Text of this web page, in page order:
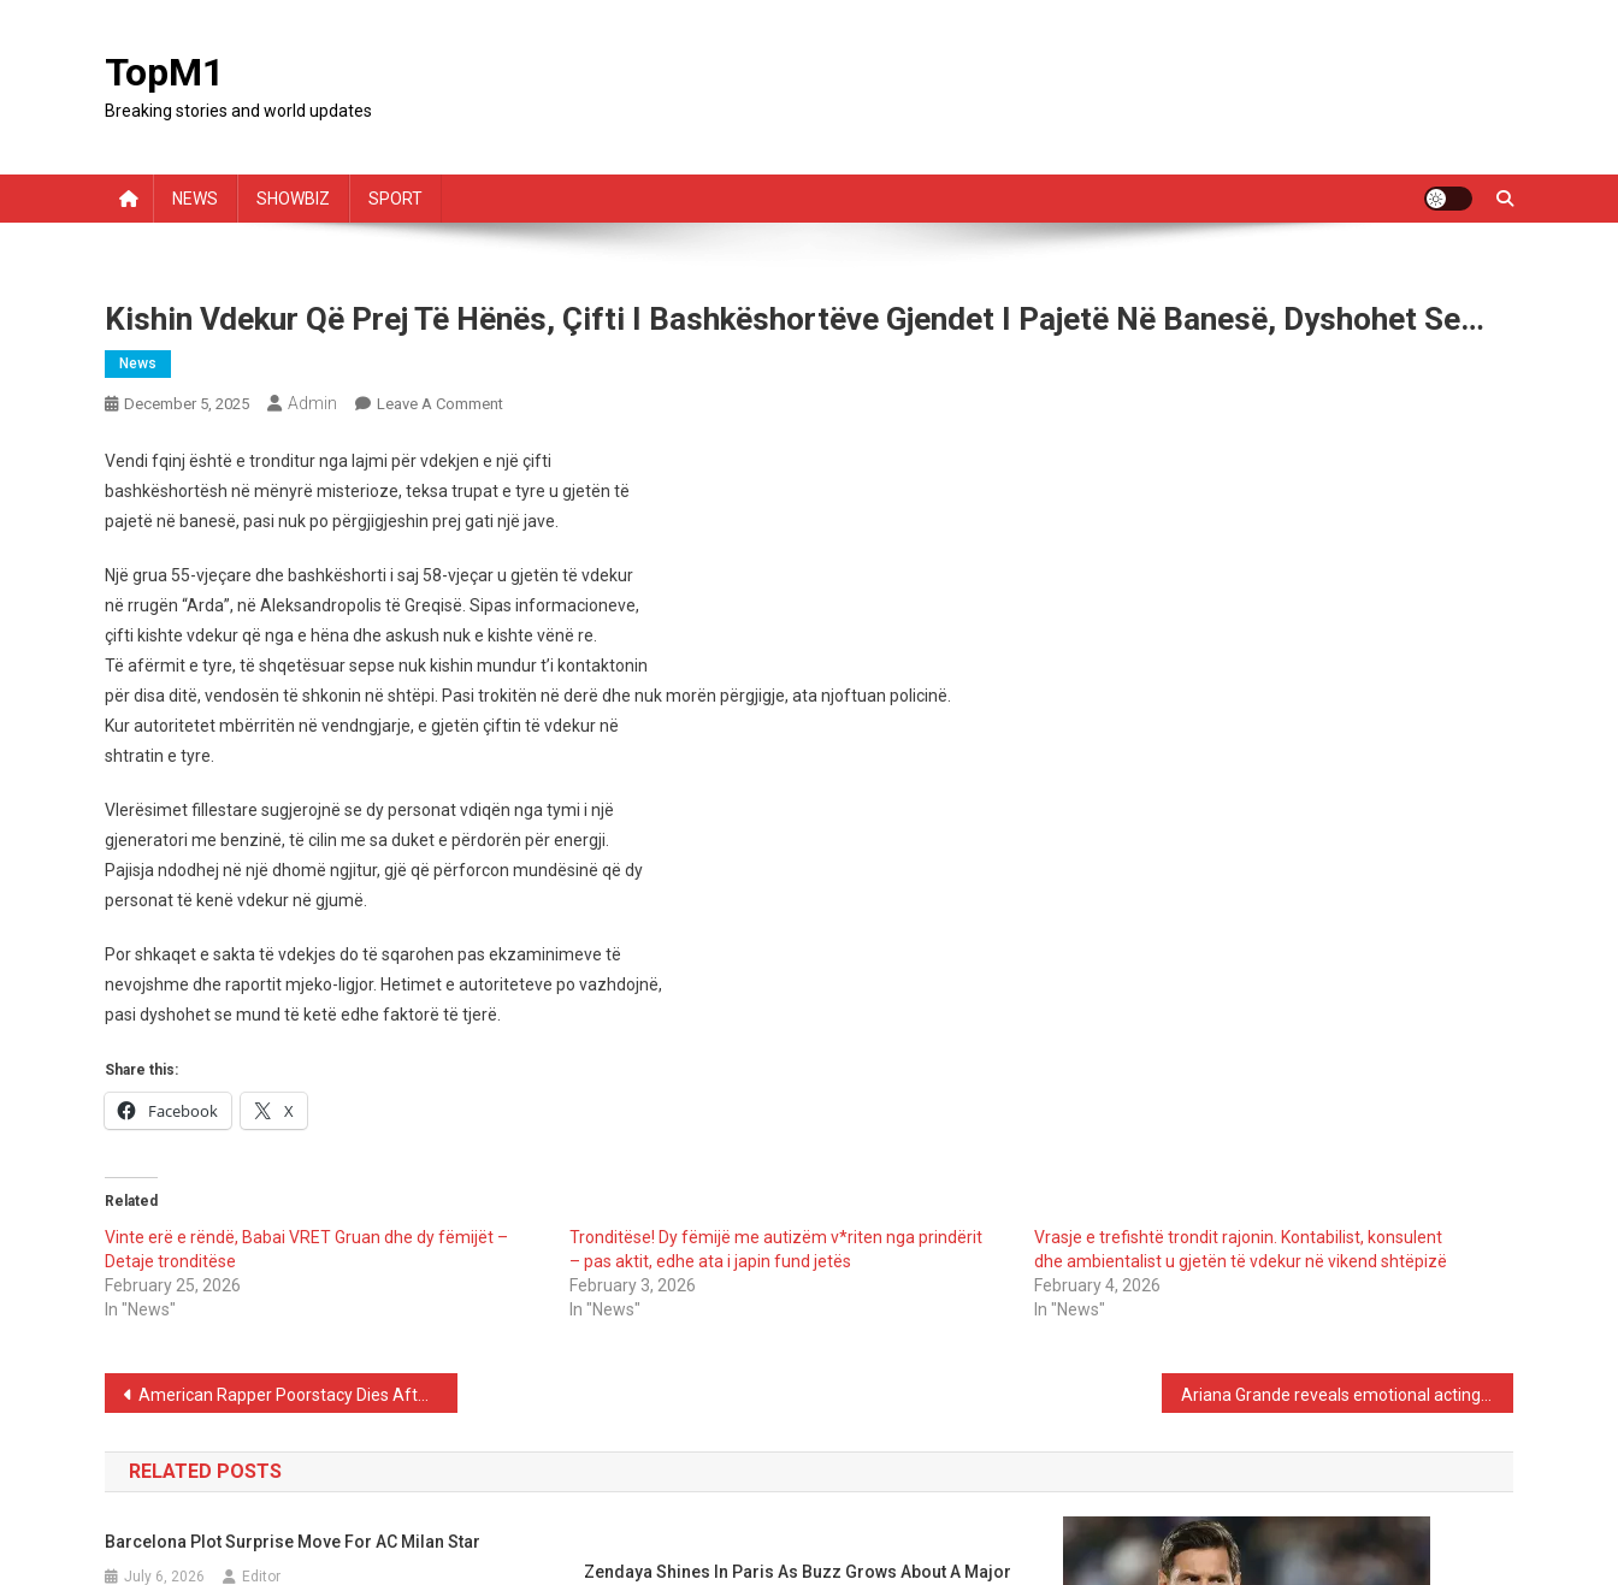
TopM1
Breaking stories and world updates
NEWS SHOWBIZ SPORT
Kishin Vdekur Që Prej Të Hënës, Çifti I Bashkëshortëve Gjendet I Pajetë Në Banesë, Dyshohet Se…
News
December 5, 2025 Admin Leave A CommentOn
Vdekur
Që
Prej
Hënës,
Çifti
Pajetë
Dyshohet
Se…
Vendi fqinj është e tronditur nga lajmi për vdekjen e një çifti
bashkëshortësh në mënyrë misterioze, teksa trupat e tyre u gjetën të
pajetë në banesë, pasi nuk po përgjigjeshin prej gati një jave.
Një grua 55-vjeçare dhe bashkëshorti i saj 58-vjeçar u gjetën të vdekur
në rrugën “Arda”, në Aleksandropolis të Greqisë. Sipas informacioneve,
çifti kishte vdekur që nga e hëna dhe askush nuk e kishte vënë re.
Të afërmit e tyre, të shqetësuar sepse nuk kishin mundur t’i kontaktonin
për disa ditë, vendosën të shkonin në shtëpi. Pasi trokitën në derë dhe nuk morën përgjigje, ata njoftuan policinë.
Kur autoritetet mbërritën në vendngjarje, e gjetën çiftin të vdekur në
shtratin e tyre.
Vlerësimet fillestare sugjerojnë se dy personat vdiqën nga tymi i një
gjeneratori me benzinë, të cilin me sa duket e përdorën për energji.
Pajisja ndodhej në një dhomë ngjitur, gjë që përforcon mundësinë që dy
personat të kenë vdekur në gjumë.
Por shkaqet e sakta të vdekjes do të sqarohen pas ekzaminimeve të
nevojshme dhe raportit mjeko-ligjor. Hetimet e autoriteteve po vazhdojnë,
pasi dyshohet se mund të ketë edhe faktorë të tjerë.
Share this:
Facebook X
Related
Vinte erë e rëndë, Babai VRET Gruan dhe dy fëmijët –
Detaje tronditëse
February 25, 2026
In "News"
Tronditëse! Dy fëmijë me autizëm v*riten nga prindërit
– pas aktit, edhe ata i japin fund jetës
February 3, 2026
In "News"
Vrasje e trefishtë trondit rajonin. Kontabilist, konsulent
dhe ambientalist u gjetën të vdekur në vikend shtëpizë
February 4, 2026
In "News"
Post
navigation
American Rapper Poorstacy Dies After Medical Emergency in Hotel, at Age 26
RELATED POSTS
Barcelona Plot Surprise Move For AC Milan Star
July 6, 2026 Editor
Zendaya Shines In Paris As Buzz Grows About A Major